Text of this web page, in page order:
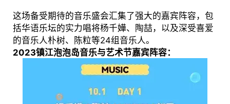
这场备受期待的音乐盛会汇集了强大的嘉宾阵容，包
括华语乐坛的实力唱将杨千嬅、陶喆，以及深受喜爱
的音乐人朴树、陈粒等24组音乐人。
2023镇江泡泡岛音乐与艺术节嘉宾阵容：